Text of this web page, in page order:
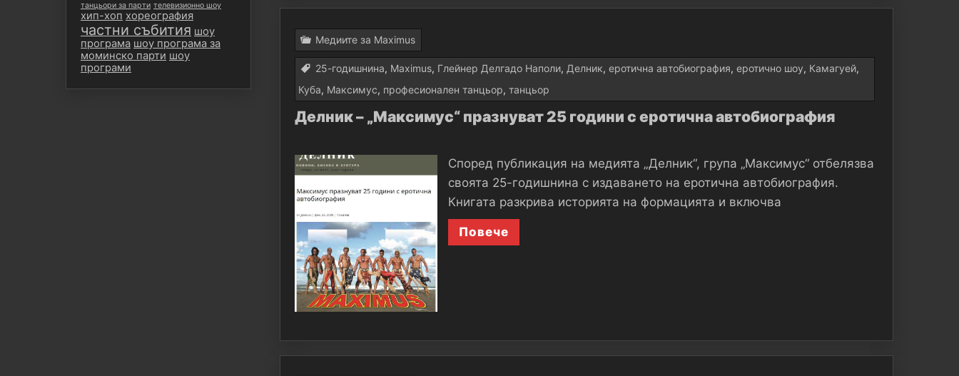
Медиите за Maximus
25-годишнина, Maximus, Глейнер Делгадо Наполи, Делник, еротична автобиография, еротично шоу, Камагуей,
Куба, Максимус, професионален танцьор, танцьор
Делник – „Максимус“ празнуват 25 години с еротична автобиография
Според публикация на медията „Делник“, група „Максимус“ отбелязва
своята 25-годишнина с издаването на еротична автобиография.
Книгата разкрива историята на формацията и включва
Повече
танцьори за парти телевизионно шоу
хип-хоп хореография
частни събития шоу
програма шоу програма за
моминско парти шоу
програми